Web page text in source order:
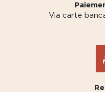
Via carte